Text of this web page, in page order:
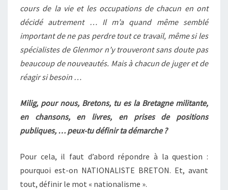
cours de la vie et les occupations de chacun en ont
décidé autrement … Il m’a quand même semblé
important de ne pas perdre tout ce travail, même si les
spécialistes de Glenmor n’y trouveront sans doute pas
beaucoup de nouveautés. Mais à chacun de juger et de
réagir si besoin …
Milig, pour nous, Bretons, tu es la Bretagne militante,
en chansons, en livres, en prises de positions
publiques, … peux-tu définir ta démarche ?
Pour cela, il faut d’abord répondre à la question :
pourquoi est-on NATIONALISTE BRETON. Et, avant
tout, définir le mot « nationalisme ».